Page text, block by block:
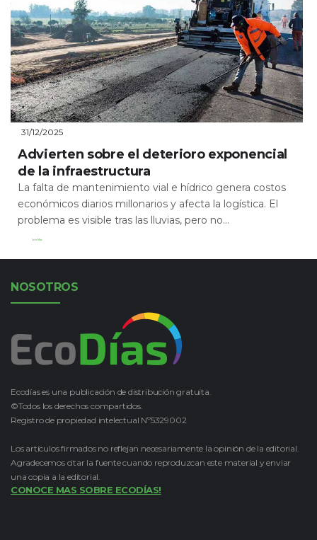
31/12/2025
Advierten sobre el deterioro exponencial
de la infraestructura
La falta de mantenimiento vial e hídrico genera costos
económicos diarios millonarios y afecta la logística. El
problema es visible tras las lluvias, pero no...
Leer Más
NOSOTROS
Ecodías es una publicación de distribución gratuita.
©Todos los derechos compartidos.
Registro de propiedad intelectual Nº5329002
Los artículos firmados no reflejan necesariamente la opinión de la editorial.
Agradecemos citar la fuente cuando reproduzcan este material y enviar
una copia a la editorial.
CONOCE MAS SOBRE ECODÍAS!